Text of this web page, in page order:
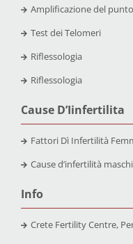
Amplificazione del
Test dei Telomeri
Riflessologia
Riflessologia
Cause D’Iinfertilita
Fattori Dì Infertilità
Cause d’infertilità
Info
Crete Fertility Centre,